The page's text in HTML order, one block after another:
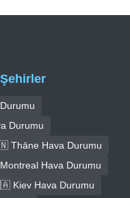
Durumu
Thāne Hava Durumu
Hava Durumu
Kiev Hava Durumu